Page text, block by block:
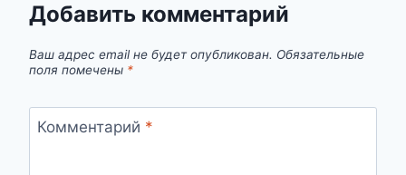
Добавить комментарий
Ваш адрес email не будет опубликован. Обязательные
поля помечены *
Комментарий *